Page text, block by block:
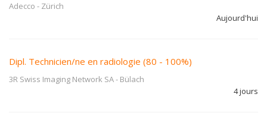
Adecco - Zürich
Aujourd'hui
Dipl. Technicien/ne en radiologie (80 - 100%)
3R Swiss Imaging Network SA- Bülach
4 jours